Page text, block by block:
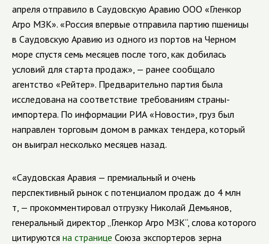
апреля отправило в Саудовскую Аравию ООО «Гленкор
Агро МЗК». «Россия впервые отправила партию пшеницы
в Саудовскую Аравию из одного из портов на Черном
море спустя семь месяцев после того, как добилась
условий для старта продаж», — ранее сообщало
агентство «Рейтер». Предварительно партия была
исследована на соответствие требованиям страны-
импортера. По информации РИА «Новости», груз был
направлен торговым домом в рамках тендера, который
он выиграл несколько месяцев назад.
«Саудовская Аравия — премиальный и очень
перспективный рынок с потенциалом продаж до 4 млн
т, — прокомментировал отгрузку Николай Демьянов,
генеральный директор „Гленкор Агро МЗК“, слова которого
цитируются на странице Союза экспортеров зерна